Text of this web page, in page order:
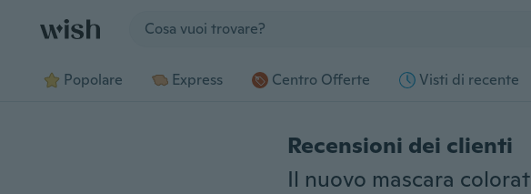
Popolare Express Centro Offerte Visti di recente
Recensioni dei clienti